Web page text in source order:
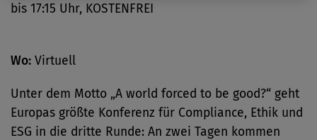
bis 17:15 Uhr, KOSTENFREI
Wo: Virtuell
Unter dem Motto „A world forced to be good?“ geht
Europas größte Konferenz für Compliance, Ethik und
ESG in die dritte Runde: An zwei Tagen kommen